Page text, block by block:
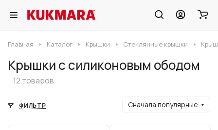
Главная Каталог Крышки Стеклянные крышки
Крышки с силиконовым ободом
12 товаров
ФИЛЬТР Сначала популярные